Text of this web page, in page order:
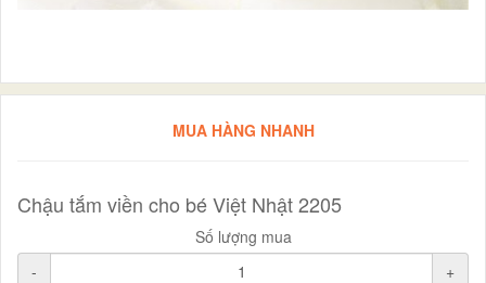
MUA HÀNG NHANH
Chậu tắm viền cho bé Việt Nhật 2205
Số lượng mua
-
+